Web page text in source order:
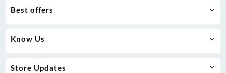
Best offers
Know Us
Store Updates